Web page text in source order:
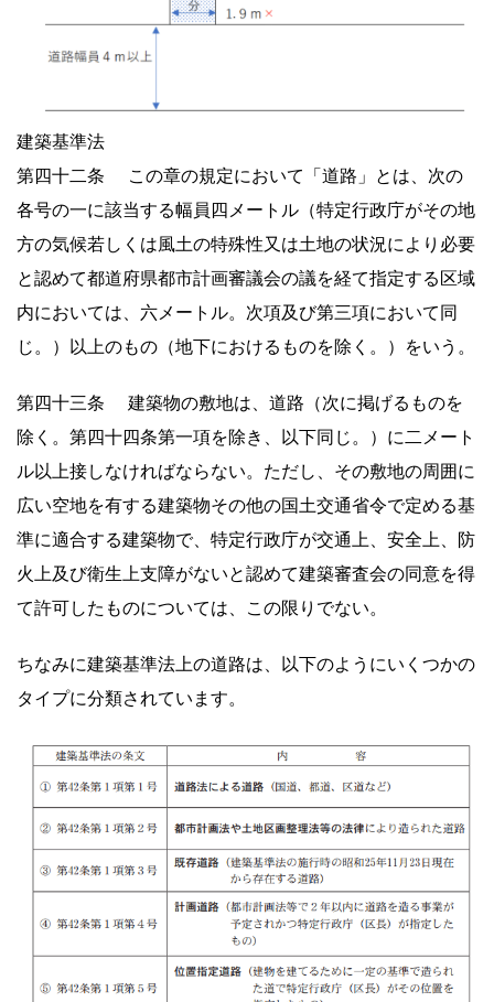
建築基準法
第四十二条 この章の規定において「道路」とは、次の
各号の一に該当する幅員四メートル（特定行政庁がその地
方の気候若しくは風土の特殊性又は土地の状況により必要
と認めて都道府県都市計画審議会の議を経て指定する区域
内においては、六メートル。次項及び第三項において同
じ。）以上のもの（地下におけるものを除く。）をいう。
第四十三条 建築物の敷地は、道路（次に掲げるものを
除く。第四十四条第一項を除き、以下同じ。）に二メート
ル以上接しなければならない。ただし、その敷地の周囲に
広い空地を有する建築物その他の国土交通省令で定める基
準に適合する建築物で、特定行政庁が交通上、安全上、防
火上及び衛生上支障がないと認めて建築審査会の同意を得
て許可したものについては、この限りでない。
ちなみに建築基準法上の道路は、以下のようにいくつかの
タイプに分類されています。